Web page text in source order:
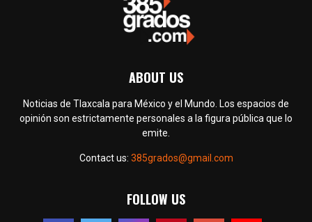
ABOUT US
Noticias de Tlaxcala para México y el Mundo. Los espacios de
opinión son estrictamente personales a la figura pública que lo
emite.
Contact us: 385grados@gmail.com
FOLLOW US